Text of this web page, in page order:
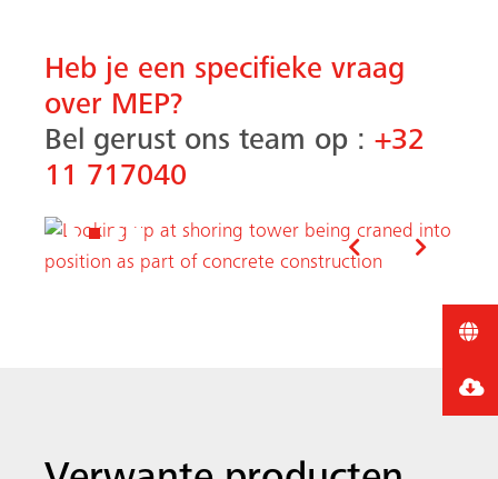
Heb je een specifieke vraag
over MEP?
Bel gerust ons team op : +32
11 717040
Vorige